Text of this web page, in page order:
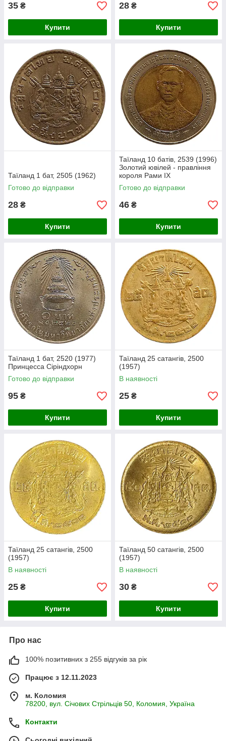
35 ₴
Купити
28 ₴
Купити
Таїланд 1 бат, 2505 (1962)
Готово до відправки
28 ₴
Купити
Таїланд 10 батів, 2539 (1996)
Золотий ювілей - правління
короля Рами IX
Готово до відправки
46 ₴
Купити
Таїланд 1 бат, 2520 (1977)
Принцесса Сіріндхорн
Готово до відправки
95 ₴
Купити
Таїланд 25 сатангів, 2500
(1957)
В наявності
25 ₴
Купити
Таїланд 25 сатангів, 2500
(1957)
В наявності
25 ₴
Купити
Таїланд 50 сатангів, 2500
(1957)
В наявності
30 ₴
Купити
Про нас
100% позитивних з 255 відгуків за рік
Працює з 12.11.2023
м. Коломия
78200, вул. Січових Стрільців 50, Коломия, Україна
Контакти